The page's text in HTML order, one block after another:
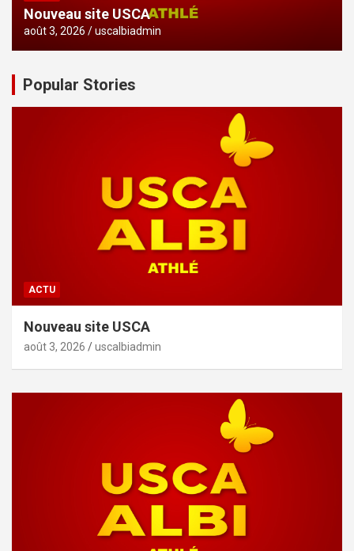
Nouveau site USCA
août 3, 2026 uscalbiadmin
Popular Stories
ACTU
Nouveau site USCA
août 3, 2026 uscalbiadmin